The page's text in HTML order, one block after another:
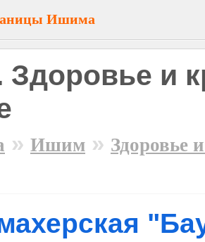
Ишима
и
» Ишим » Здоровье